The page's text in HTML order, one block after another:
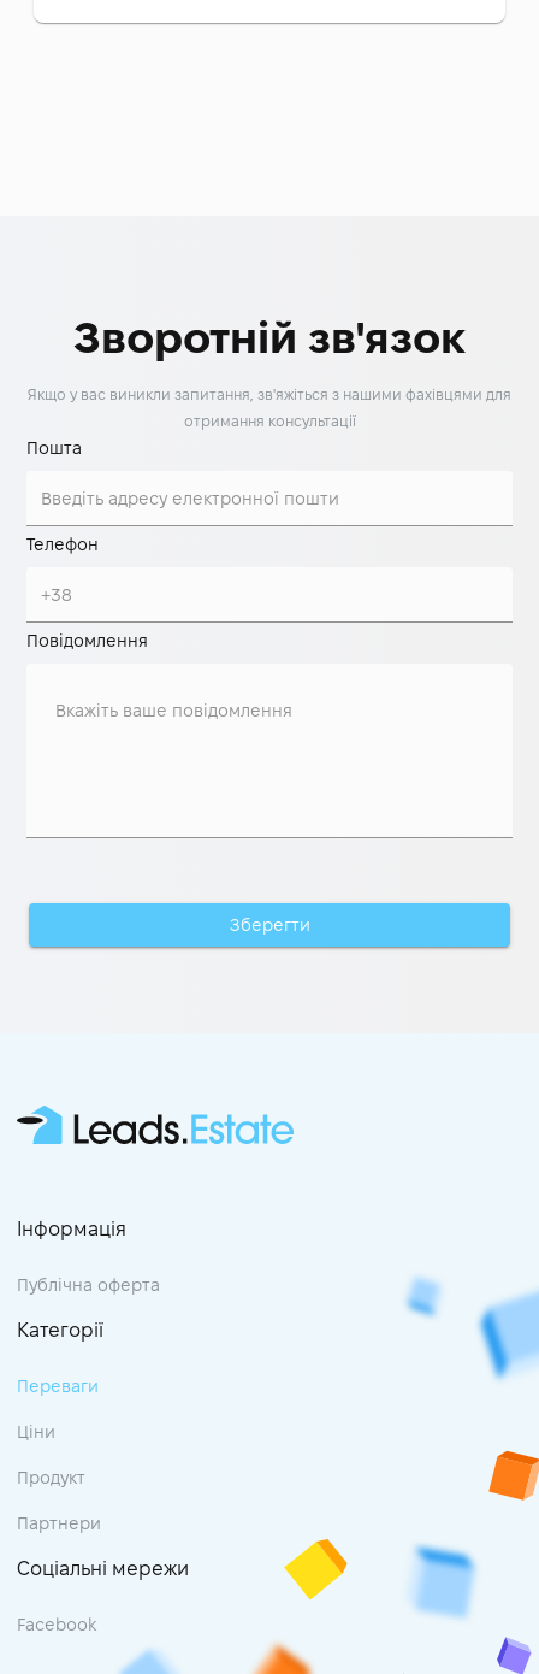
Зворотній зв'язок
Якщо у вас виникли запитання, зв'яжіться з нашими фахівцями для
отримання консультації
Пошта
Телефон
Повідомлення
Зберегти
Інформація
Публічна оферта
Категорії
Переваги
Ціни
Продукт
Партнери
Соціальні мережи
Facebook